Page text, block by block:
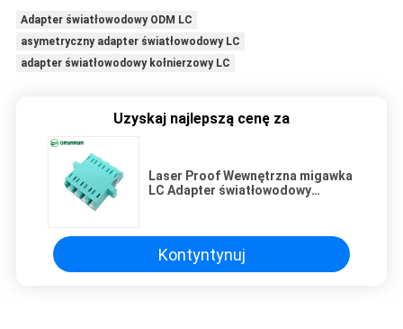
Adapter światłowodowy ODM LC
asymetryczny adapter światłowodowy LC
adapter światłowodowy kołnierzowy LC
Uzyskaj najlepszą cenę za
Laser Proof Wewnętrzna migawka
LC Adapter światłowodowy
Kontyntynuj